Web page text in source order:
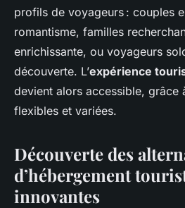
profils de voyageurs : couples
romantisme, familles
enrichissante, ou voyageurs
découverte. L’expérience
devient alors accessible, grâce
flexibles et variées.
Découverte des
d’hébergement
innovantes